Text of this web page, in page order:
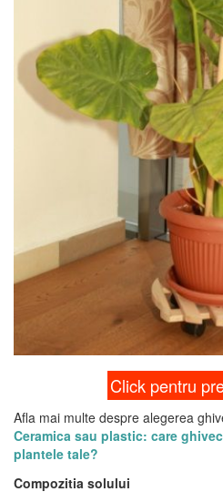
Click pentru
Afla mai multe despre alegerea
Ceramica sau plastic: care
plantele tale?
Compozitia solului